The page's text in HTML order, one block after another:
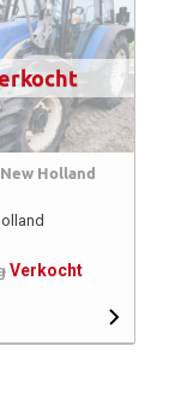
Holland
Verkocht